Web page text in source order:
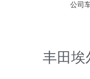
公司
丰田埃